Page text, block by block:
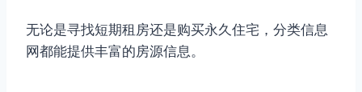
无论是寻找短期租房还是购买永久住宅，分类信息
网都能提供丰富的房源信息。